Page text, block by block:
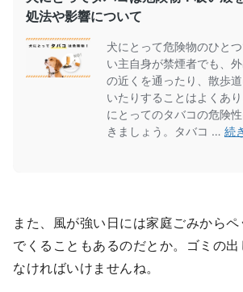
また、風が強い日には家庭ごみから
でくることもあるのだとか。ゴミの
なければいけませんね。